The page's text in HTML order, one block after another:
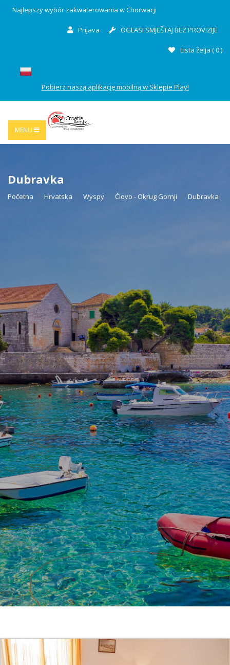
Najlepszy wybór zakwaterowania w Chorwacji
Prijava OGLASI SMJEŠTAJ BEZ PROVIZIJE
Lista želja (0)
Pobierz naszą aplikację mobilną w Sklepie Play!
MENU
Dubravka
Početna Hrvatska Wyspy Čiovo - Okrug Gornji Dubravka